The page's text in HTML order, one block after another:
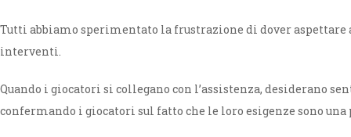
Tutti abbiamo sperimentato la frustrazione di dover aspettare
interventi.
Quando i giocatori si collegano con l’assistenza, desiderano
confermando i giocatori sul fatto che le loro esigenze sono